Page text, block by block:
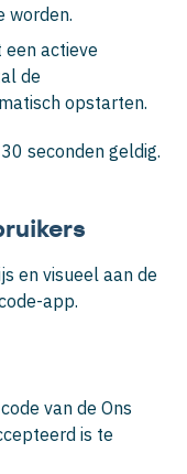
worden.
actieve
de
opstarten.
seconden geldig.
en visueel aan de
app.
van de Ons
is te